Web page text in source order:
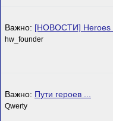
Важно: [НОВОСТИ] Heroes
hw_founder
Важно: Пути героев ...
Qwerty